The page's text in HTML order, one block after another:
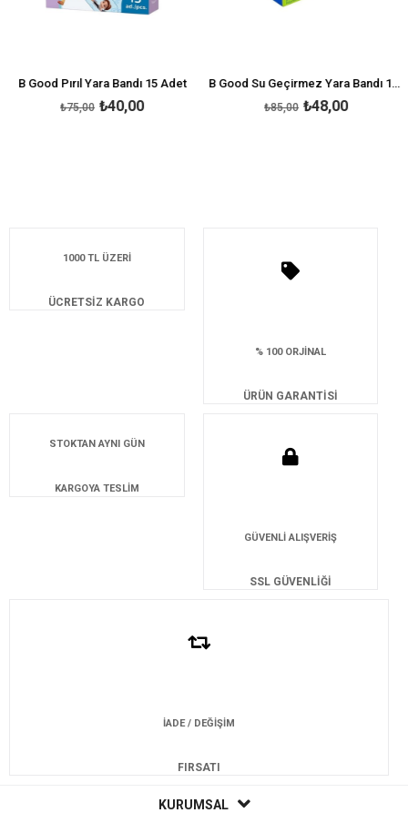
Pırıl Yara Bandı 15 Adet
₺40,00
₺75,00
B Good Su Geçirmez Yara Bandı 12 Adet
₺48,00
₺85,00
1000 TL ÜZERİ
ÜCRETSİZ KARGO
% 100 ORJİNAL
ÜRÜN GARANTİSİ
STOKTAN AYNI GÜN
KARGOYA TESLİM
GÜVENLİ ALIŞVERİŞ
SSL GÜVENLİĞİ
İADE / DEĞİŞİM
FIRSATI
KURUMSAL